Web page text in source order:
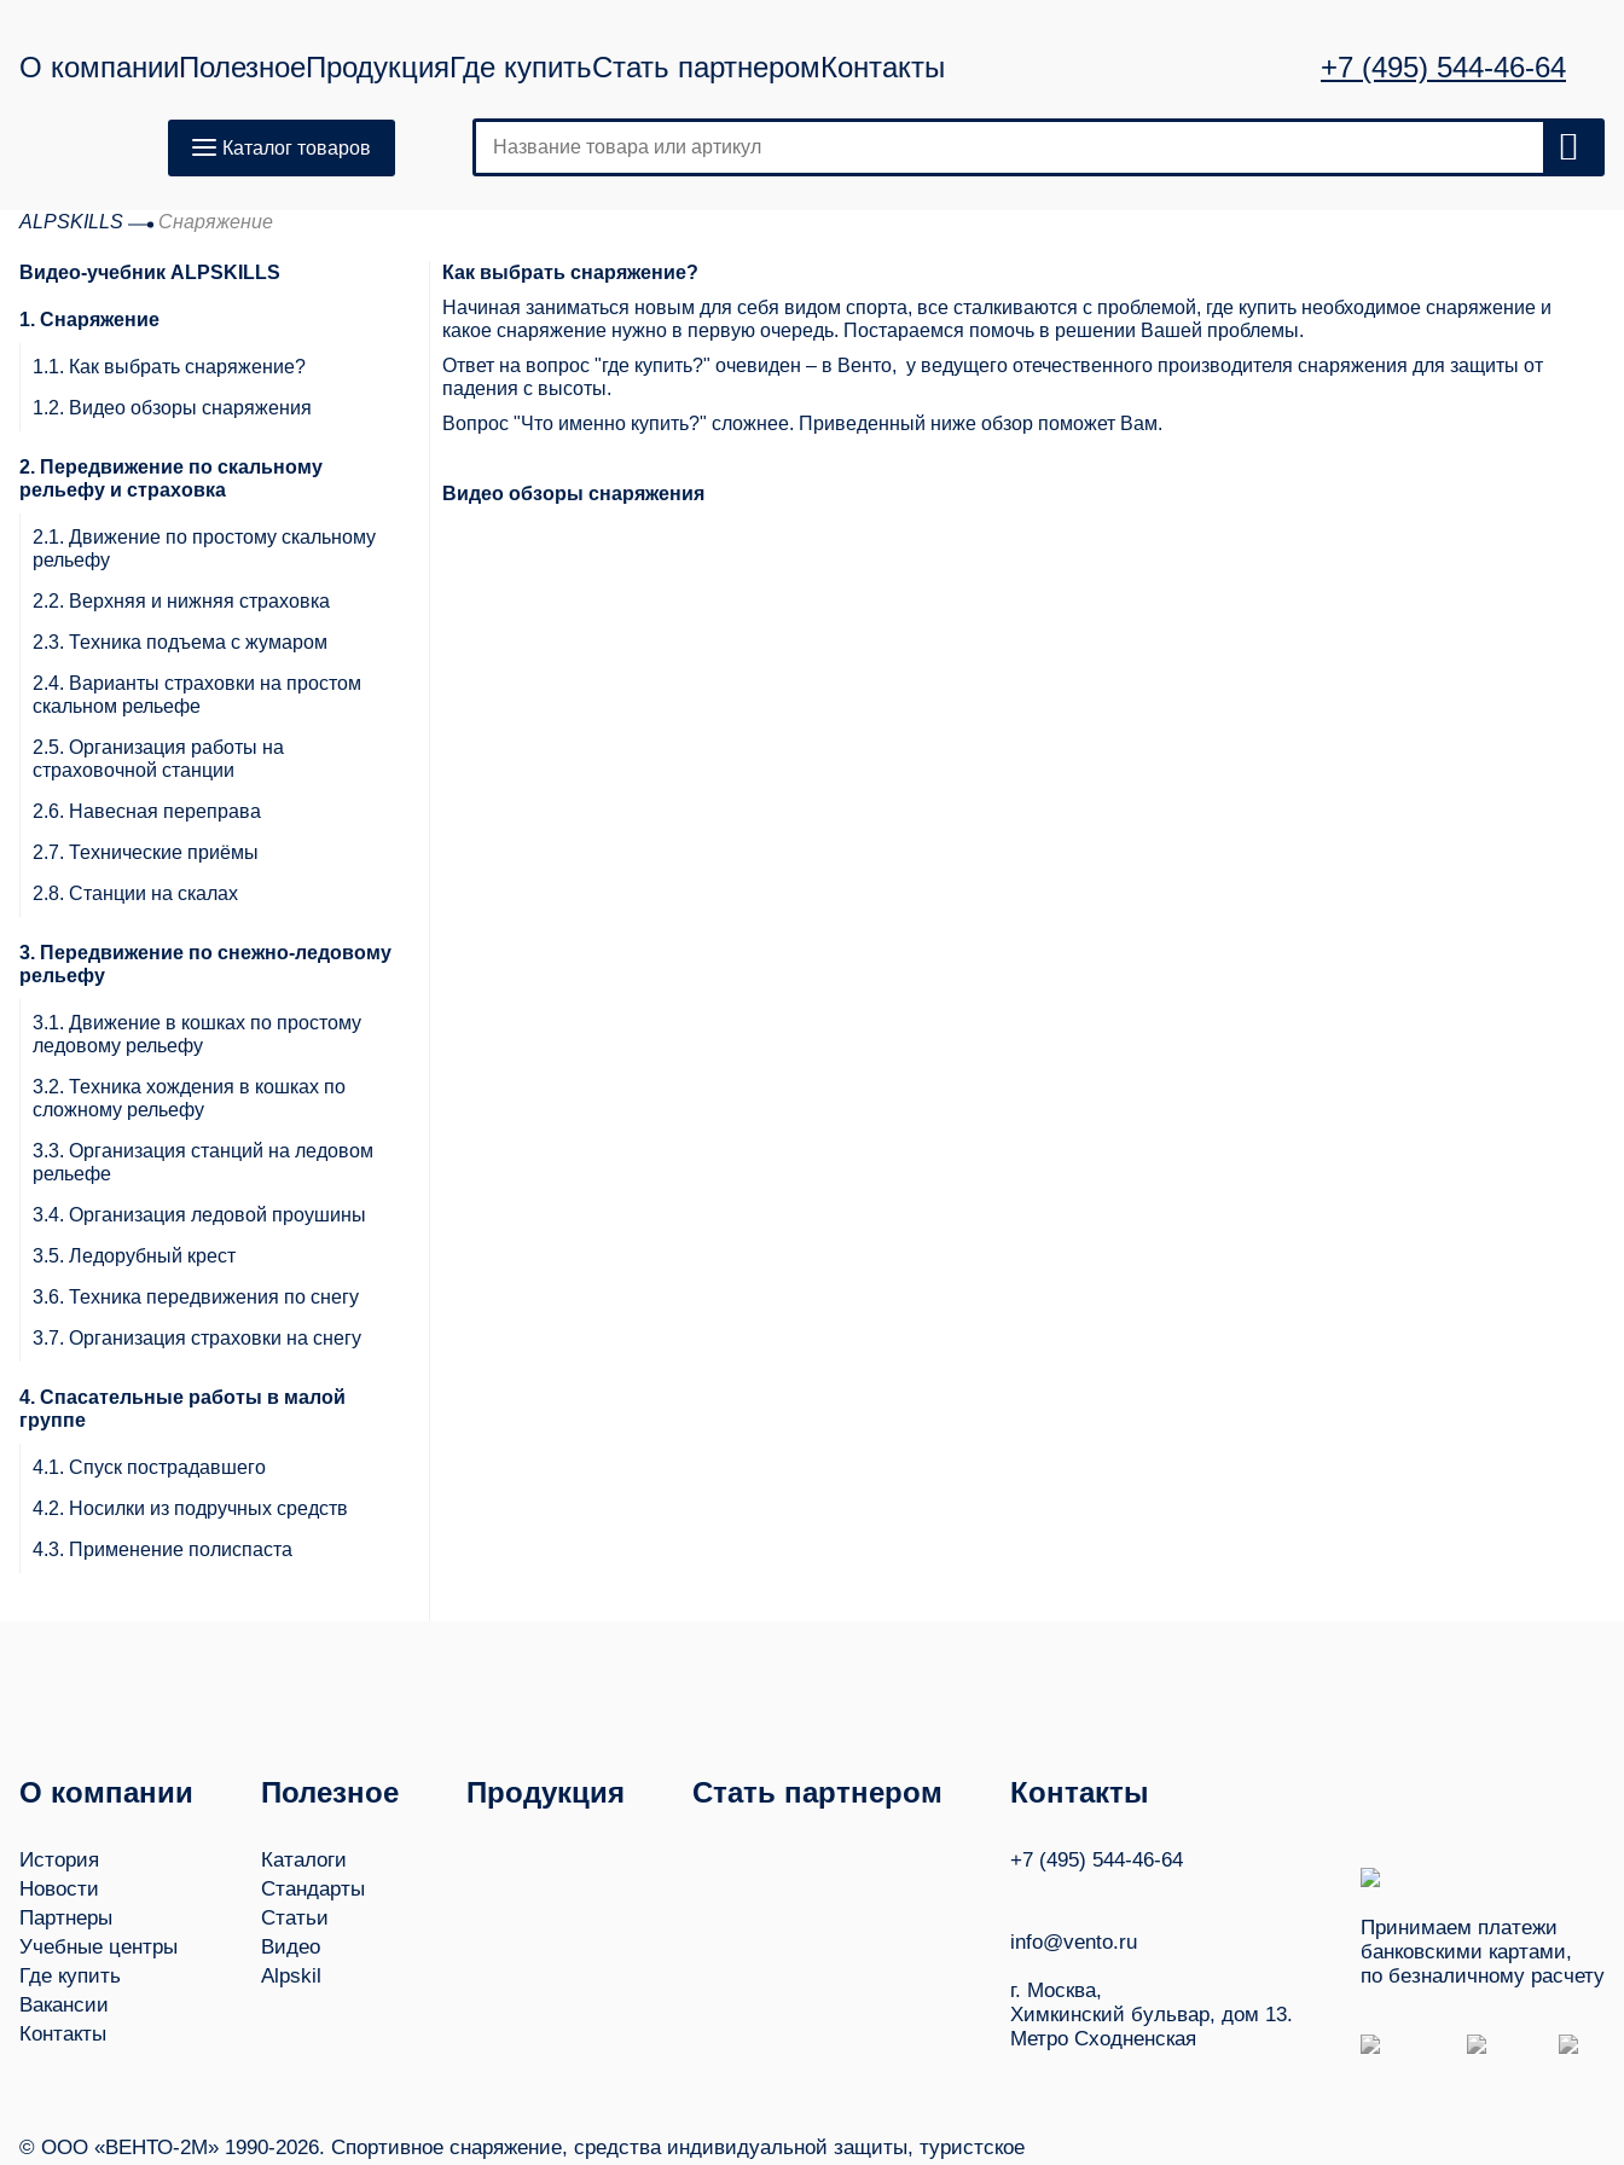
О компанииПолезноеПродукцияГде купитьСтать партнеромКонтакты +7 (495) 544-46-64
Каталог товаров
ALPSKILLS Снаряжение
Видео-учебник ALPSKILLS
1. Снаряжение
1.1. Как выбрать снаряжение?
1.2. Видео обзоры снаряжения
2. Передвижение по скальному
рельефу и страховка
2.1. Движение по простому скальному
рельефу
2.2. Верхняя и нижняя страховка
2.3. Техника подъема с жумаром
2.4. Варианты страховки на простом
скальном рельефе
2.5. Организация работы на
страховочной станции
2.6. Навесная переправа
2.7. Технические приёмы
2.8. Станции на скалах
3. Передвижение по снежно-ледовому
рельефу
3.1. Движение в кошках по простому
ледовому рельефу
3.2. Техника хождения в кошках по
сложному рельефу
3.3. Организация станций на ледовом
рельефе
3.4. Организация ледовой проушины
3.5. Ледорубный крест
3.6. Техника передвижения по снегу
3.7. Организация страховки на снегу
4. Спасательные работы в малой
группе
4.1. Спуск пострадавшего
4.2. Носилки из подручных средств
4.3. Применение полиспаста
Как выбрать снаряжение?
Начиная заниматься новым для себя видом спорта, все сталкиваются с проблемой, где купить необходимое снаряжение и
какое снаряжение нужно в первую очередь. Постараемся помочь в решении Вашей проблемы.
Ответ на вопрос "где купить?" очевиден – в Венто, у ведущего отечественного производителя снаряжения для защиты от
падения с высоты.
Вопрос "Что именно купить?" сложнее. Приведенный ниже обзор поможет Вам.
Видео обзоры снаряжения
О компании
История
Новости
Партнеры
Учебные центры
Где купить
Вакансии
Контакты
Полезное
Каталоги
Стандарты
Статьи
Видео
Alpskil
Продукция Стать партнером Контакты
+7 (495) 544-46-64
info@vento.ru
г. Москва,
Химкинский бульвар, дом 13.
Метро Сходненская
Принимаем платежи
банковскими картами,
по безналичному расчету
© ООО «ВЕНТО-2М» 1990-2026. Спортивное снаряжение, средства индивидуальной защиты, туристское